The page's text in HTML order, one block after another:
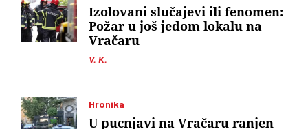
V. K.
Izolovani slučajevi ili fenomen:
Požar u još jedom lokalu na
Vračaru
Hronika
U pucnjavi na Vračaru ranjen